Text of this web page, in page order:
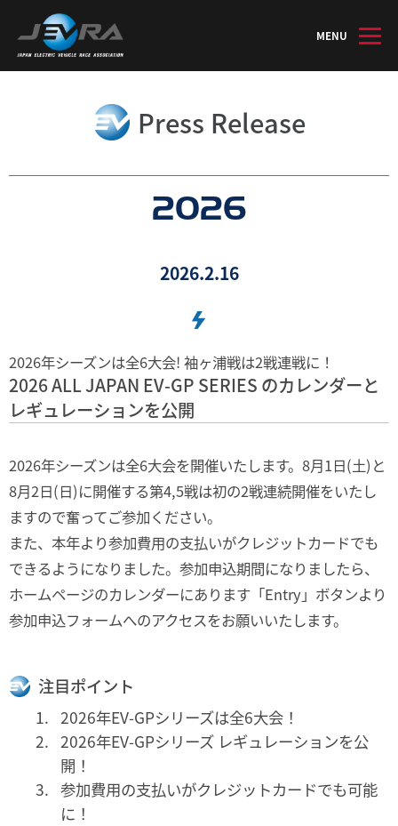
MENU
Press Release
2026
2026.2.16
2026年シーズンは全6大会! 袖ヶ浦戦は2戦連戦に！
2026 ALL JAPAN EV-GP SERIES のカレンダーと
レギュレーションを公開
2026年シーズンは全6大会を開催いたします。8月1日(土)と
8月2日(日)に開催する第4,5戦は初の2戦連続開催をいたし
ますので奮ってご参加ください。
また、本年より参加費用の支払いがクレジットカードでも
できるようになりました。参加申込期間になりましたら、
ホームページのカレンダーにあります「Entry」ボタンより
参加申込フォームへのアクセスをお願いいたします。
注目ポイント
2026年EV-GPシリーズは全6大会！
2026年EV-GPシリーズ レギュレーションを公
開！
参加費用の支払いがクレジットカードでも可能
に！